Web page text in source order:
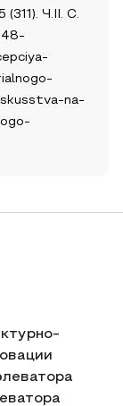
Ч.II. С.
na-